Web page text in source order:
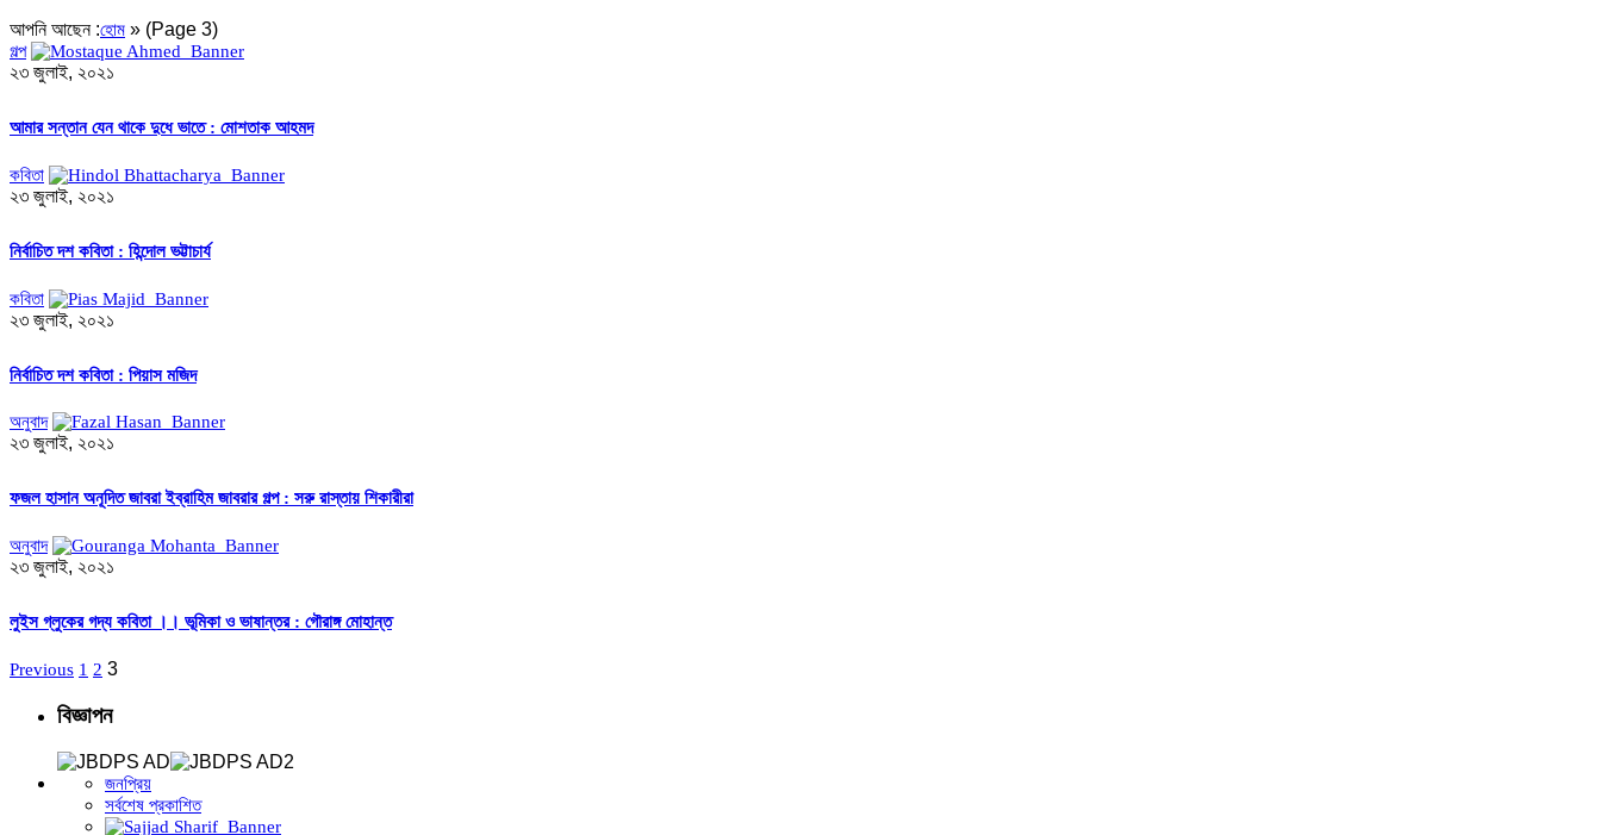
আপনি আছেন :হোম » (Page 3)
গল্প
২৩ জুলাই, ২০২১
আমার সন্তান যেন থাকে দুধে ভাতে : মোশতাক আহমদ
কবিতা
২৩ জুলাই, ২০২১
নির্বাচিত দশ কবিতা : হিন্দোল ভট্টাচার্য
কবিতা
২৩ জুলাই, ২০২১
নির্বাচিত দশ কবিতা : পিয়াস মজিদ
অনুবাদ
২৩ জুলাই, ২০২১
ফজল হাসান অনূদিত জাবরা ইব্রাহিম জাবরার গল্প : সরু রাস্তায় শিকারীরা
অনুবাদ
২৩ জুলাই, ২০২১
লুইস গ্লুকের গদ্য কবিতা ।। ভূমিকা ও ভাষান্তর : গৌরাঙ্গ মোহান্ত
Previous 1 2 3
বিজ্ঞাপন
জনপ্রিয়
সর্বশেষ প্রকাশিত